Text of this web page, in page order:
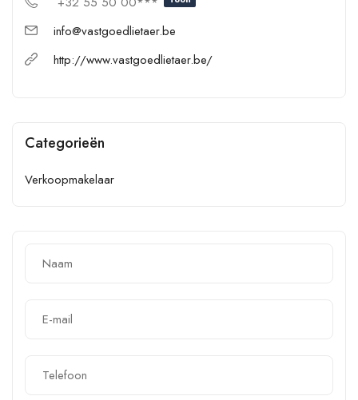
info@vastgoedlietaer.be
http://www.vastgoedlietaer.be/
Categorieën
Verkoopmakelaar